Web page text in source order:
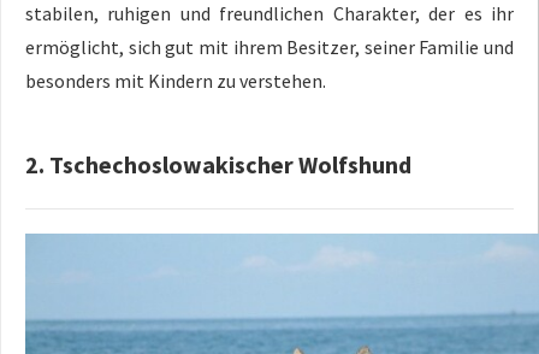
stabilen, ruhigen und freundlichen Charakter, der es ihr
ermöglicht, sich gut mit ihrem Besitzer, seiner Familie und
besonders mit Kindern zu verstehen.
2. Tschechoslowakischer Wolfshund